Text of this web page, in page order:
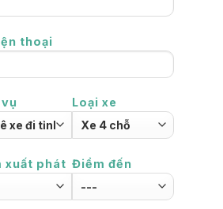
thoại
Loại xe
xuất phát Điểm đến